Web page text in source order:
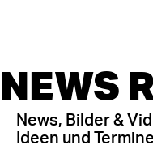
NEWS
News, Bilder &
Ideen und